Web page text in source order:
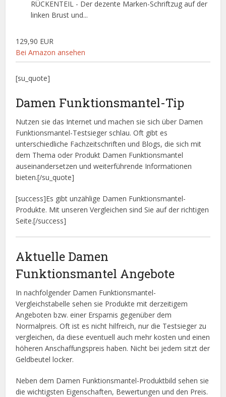
RÜCKENTEIL - Der dezente Marken-Schriftzug auf der
linken Brust und...
129,90 EUR
Bei Amazon ansehen
[su_quote]
Damen Funktionsmantel-Tip
Nutzen sie das Internet und machen sie sich über Damen
Funktionsmantel-Testsieger schlau. Oft gibt es
unterschiedliche Fachzeitschriften und Blogs, die sich mit
dem Thema oder Produkt Damen Funktionsmantel
auseinandersetzen und weiterführende Informationen
bieten.[/su_quote]
[success]Es gibt unzählige Damen Funktionsmantel-
Produkte. Mit unseren Vergleichen sind Sie auf der richtigen
Seite.[/success]
Aktuelle Damen
Funktionsmantel Angebote
In nachfolgender Damen Funktionsmantel-
Vergleichstabelle sehen sie Produkte mit derzeitigem
Angeboten bzw. einer Ersparnis gegenüber dem
Normalpreis. Oft ist es nicht hilfreich, nur die Testsieger zu
vergleichen, da diese eventuell auch mehr kosten und einen
höheren Anschaffungspreis haben. Nicht bei jedem sitzt der
Geldbeutel locker.
Neben dem Damen Funktionsmantel-Produktbild sehen sie
die wichtigsten Eigenschaften, Bewertungen und den Preis.